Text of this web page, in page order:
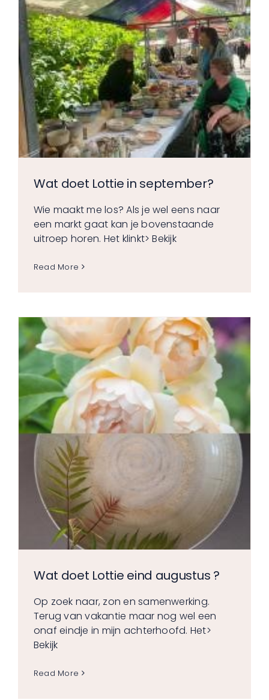
Wat doet Lottie in september?
Wie maakt me los? Als je wel eens naar
een markt gaat kan je bovenstaande
uitroep horen. Het klinkt> Bekijk
Read More
Wat doet Lottie eind augustus ?
Op zoek naar, zon en samenwerking.
Terug van vakantie maar nog wel een
onaf eindje in mijn achterhoofd. Het>
Bekijk
Read More